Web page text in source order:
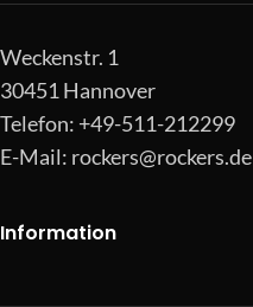
Weckenstr. 1
30451 Hannover
Telefon: +49-511-212299
E-Mail: rockers@rockers.de
Information